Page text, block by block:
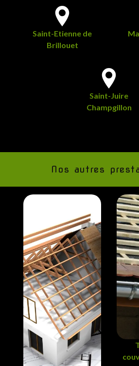
Saint-Etienne de
Brillouet
Saint-Juire
Champgillon
Nos autres